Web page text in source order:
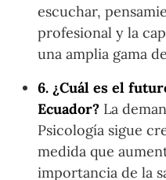
escuchar,
profesional y la
una amplia gama
6. ¿Cuál es el
Ecuador? La
Psicología sigue
medida que
importancia de la